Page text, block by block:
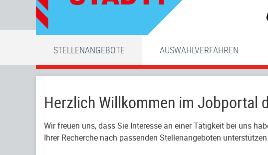
STELLENANGEBOTE AUSWAHLVERFAHREN
Herzlich Willkommen im Jobportal
Wir freuen uns, dass Sie Interesse an einer Tätigkeit bei uns
Ihrer Recherche nach passenden Stellenangeboten unterstützen.